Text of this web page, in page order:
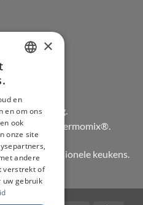
Big Green Egg.
Vorwerk Thermomix®.
en professionele keukens.
GERMAN
ENGLISH
×
en
en om ons
ook
onze site
andere
verstrekt of
uw gebruik